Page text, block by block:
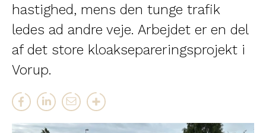
hastighed, mens den tunge trafik
ledes ad andre veje. Arbejdet er en del
af det store kloaksepareringsprojekt i
Vorup.